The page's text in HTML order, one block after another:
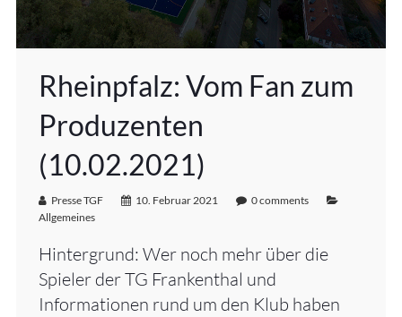
Rheinpfalz: Vom Fan zum
Produzenten
(10.02.2021)
Presse TGF 10. Februar 2021
0 comments
Allgemeines
Hintergrund: Wer noch mehr über die
Spieler der TG Frankenthal und
Informationen rund um den Klub haben